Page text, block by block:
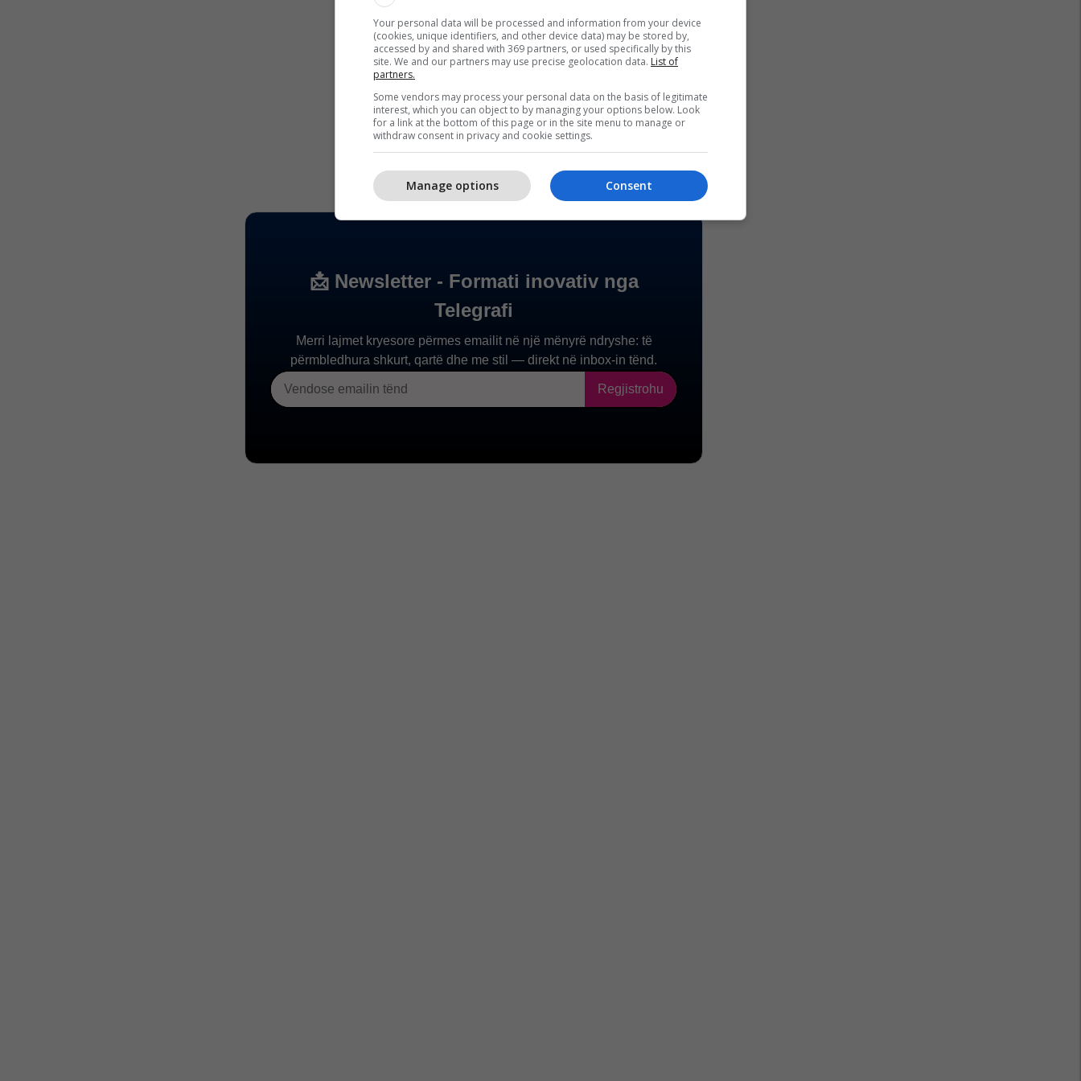
Your personal data will be processed and information from your device
(cookies, unique identifiers, and other device data) may be stored by,
accessed by and shared with 369 partners, or used specifically by this
site. We and our partners may use precise geolocation data. List of
partners.
Some vendors may process your personal data on the basis of legitimate
interest, which you can object to by managing your options below. Look
for a link at the bottom of this page or in the site menu to manage or
withdraw consent in privacy and cookie settings.
Consent
Manage options